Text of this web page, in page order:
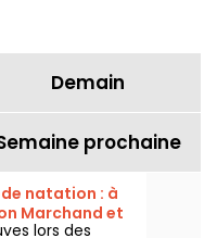
Demain
prochaine
natation : à
Marchand et
lors des